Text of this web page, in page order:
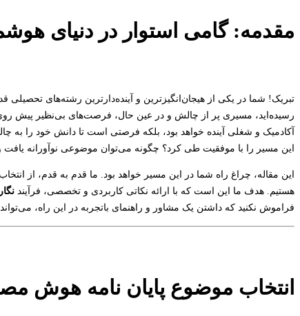
مقدمه: گامی استوار در دنیای
تبریک! شما در یکی از هیجان‌انگیزترین و آینده‌دارترین رشته‌های
رسیده‌اید، مسیری پر از چالش و در عین حال، فرصت‌های بی‌نظیر پیش
آکادمیک و شغلی آینده خواهد بود، بلکه فرصتی است تا دانش خود را به
این مسیر را با موفقیت طی کرد؟ چگونه می‌توان موضوعی نوآورانه یافت
این مقاله، چراغ راه شما در این مسیر خواهد بود. ما قدم به قدم، از
هستیم. هدف ما این است که با ارائه نکاتی کاربردی و تخصصی، فرآیند
فراموش نکنید که داشتن یک مشاور و راهنمای باتجربه در این راه،
انتخاب موضوع پایان نامه هوش